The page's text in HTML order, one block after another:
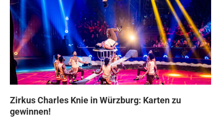
Zirkus Charles Knie in Würzburg: Karten zu
gewinnen!